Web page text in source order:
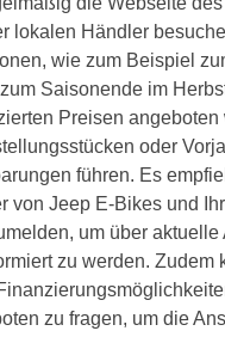
lokalen Händler
wie zum Beispiel
Saisonende im
Preisen angeboten
oder
führen. Es
von Jeep E-Bikes und
um über aktuelle
zu werden. Zudem
zu fragen, um die